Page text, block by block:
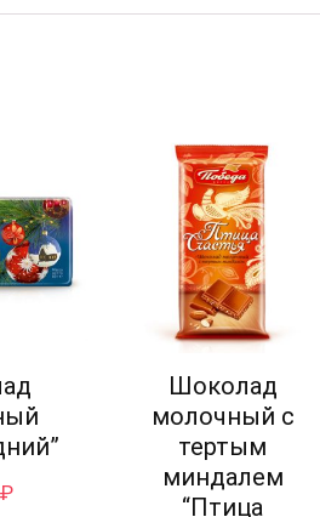
₽
Шоколад
молочный с
тертым
миндалем
“Птица